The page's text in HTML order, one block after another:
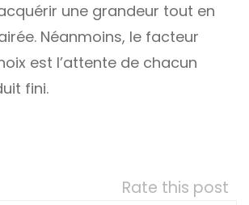
une grandeur tout en
Néanmoins, le facteur
est l’attente de chacun
fini.
Rate this post